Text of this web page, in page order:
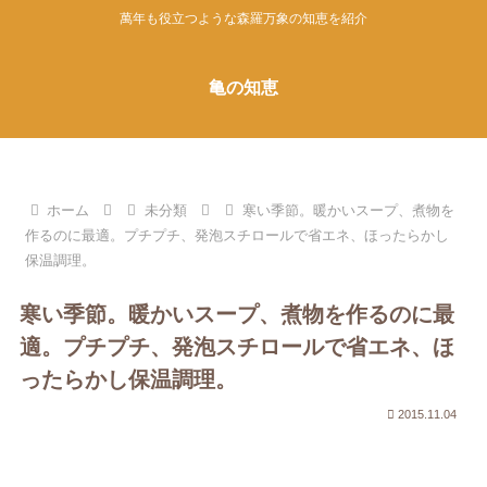
萬年も役立つような森羅万象の知恵を紹介
亀の知恵
ホーム 未分類
寒い季節。暖かいスープ、煮物を
作るのに最適。プチプチ、発泡スチロールで省エネ、ほったらかし
保温調理。
寒い季節。暖かいスープ、煮物を作るのに最
適。プチプチ、発泡スチロールで省エネ、ほ
ったらかし保温調理。
2015.11.04